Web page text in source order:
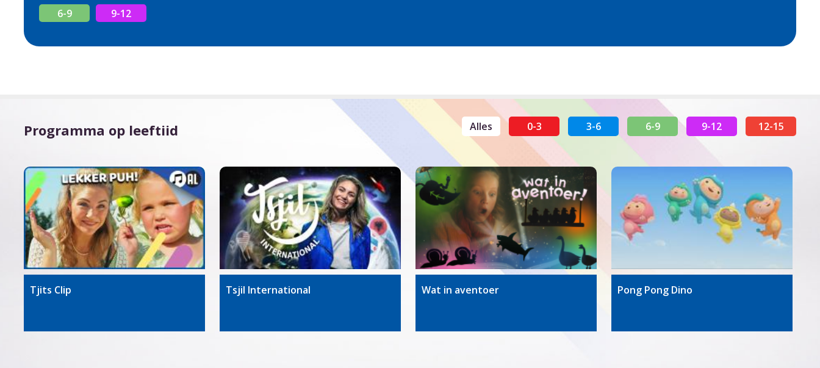
6-9 9-12
Programma op leeftiid Alles 0-3 3-6 6-9 9-12 12-15
Tjits Clip Tsjil International Wat in aventoer Pong Pong Dino